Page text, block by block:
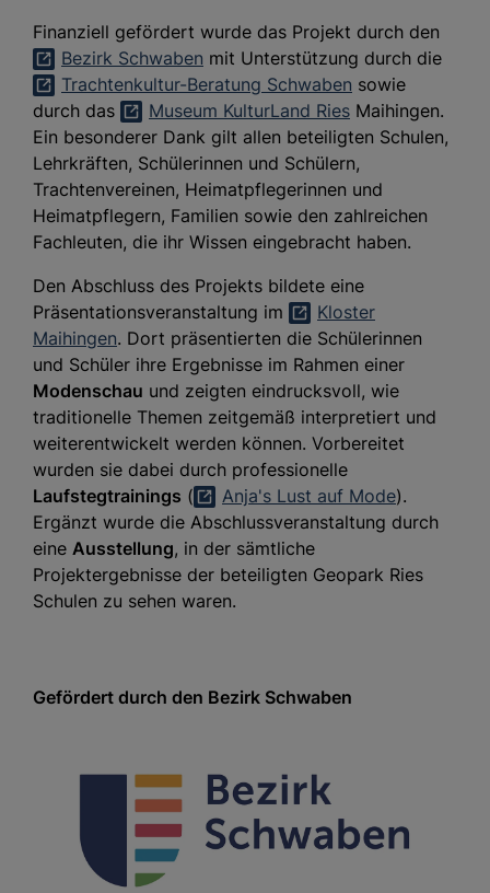
Finanziell gefördert wurde das Projekt durch den
Bezirk Schwaben mit Unterstützung durch die
Trachtenkultur-Beratung Schwaben sowie
durch das
Museum KulturLand Ries Maihingen.
Ein besonderer Dank gilt allen beteiligten Schulen,
Lehrkräften, Schülerinnen und Schülern,
Trachtenvereinen, Heimatpflegerinnen und
Heimatpflegern, Familien sowie den zahlreichen
Fachleuten, die ihr Wissen eingebracht haben.
Den Abschluss des Projekts bildete eine
Präsentationsveranstaltung im
Kloster
Maihingen. Dort präsentierten die Schülerinnen
und Schüler ihre Ergebnisse im Rahmen einer
Modenschau und zeigten eindrucksvoll, wie
traditionelle Themen zeitgemäß interpretiert und
weiterentwickelt werden können. Vorbereitet
wurden sie dabei durch professionelle
Laufstegtrainings ( Anja's Lust auf Mode).
Ergänzt wurde die Abschlussveranstaltung durch
eine Ausstellung, in der sämtliche
Projektergebnisse der beteiligten Geopark Ries
Schulen zu sehen waren.
Gefördert durch den Bezirk Schwaben